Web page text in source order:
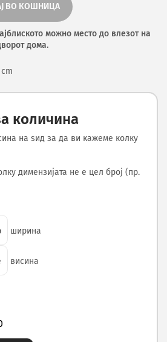
ВО КОШНИЦА
можно место до влезот на
дома.
количина
на ѕид за да ви кажеме колку
димензијата не е цел број (пр.
ширина
висина